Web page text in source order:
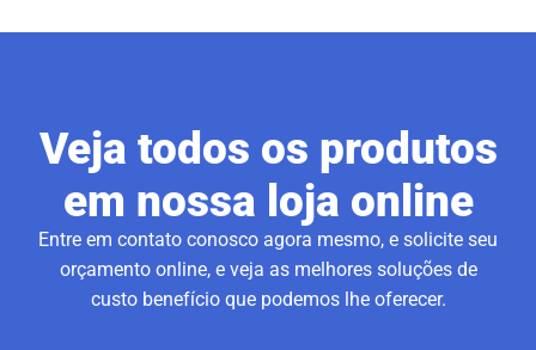
Veja todos os produtos
em nossa loja online
Entre em contato conosco agora mesmo, e solicite seu
orçamento online, e veja as melhores soluções de
custo benefício que podemos lhe oferecer.